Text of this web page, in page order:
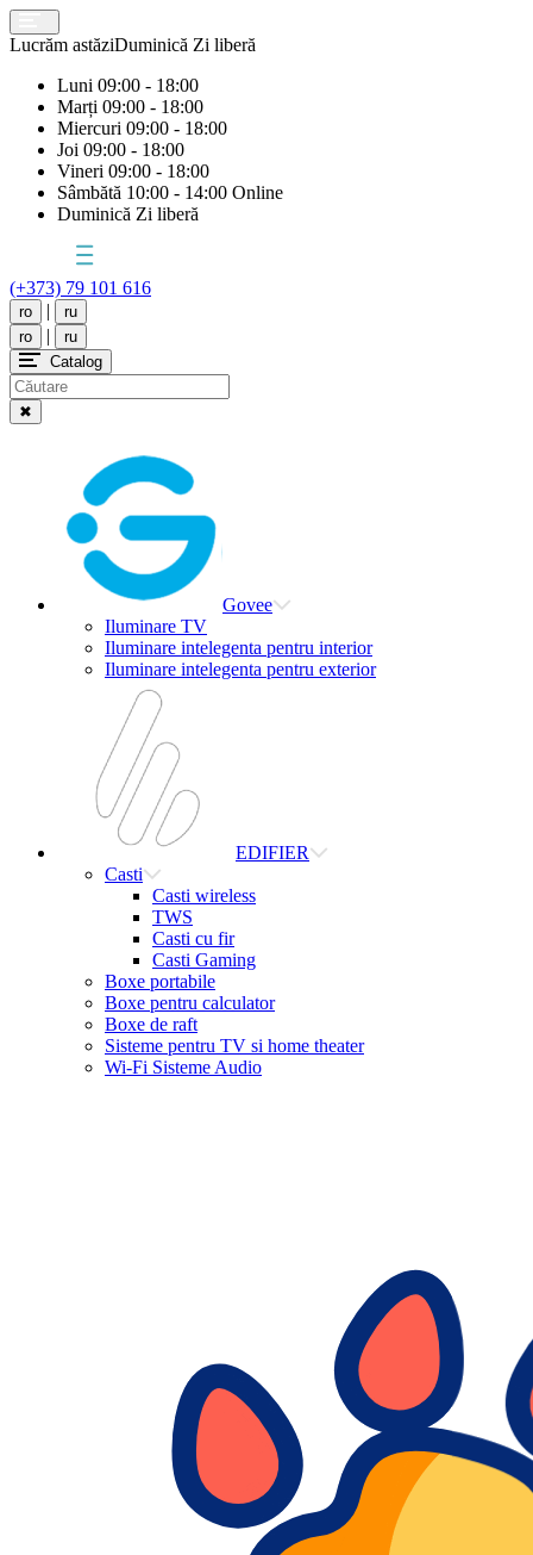
Lucrăm astăziDuminică Zi liberă
Luni 09:00 - 18:00
Marți 09:00 - 18:00
Miercuri 09:00 - 18:00
Joi 09:00 - 18:00
Vineri 09:00 - 18:00
Sâmbătă 10:00 - 14:00 Online
Duminică Zi liberă
(+373) 79 101 616
ro |
ru
ro
|
ru
Catalog
✖
Govee
Iluminare TV
Iluminare intelegenta pentru interior
Iluminare intelegenta pentru exterior
EDIFIER
Casti
Casti wireless
TWS
Casti cu fir
Casti Gaming
Boxe portabile
Boxe pentru calculator
Boxe de raft
Sisteme pentru TV si home theater
Wi-Fi Sisteme Audio